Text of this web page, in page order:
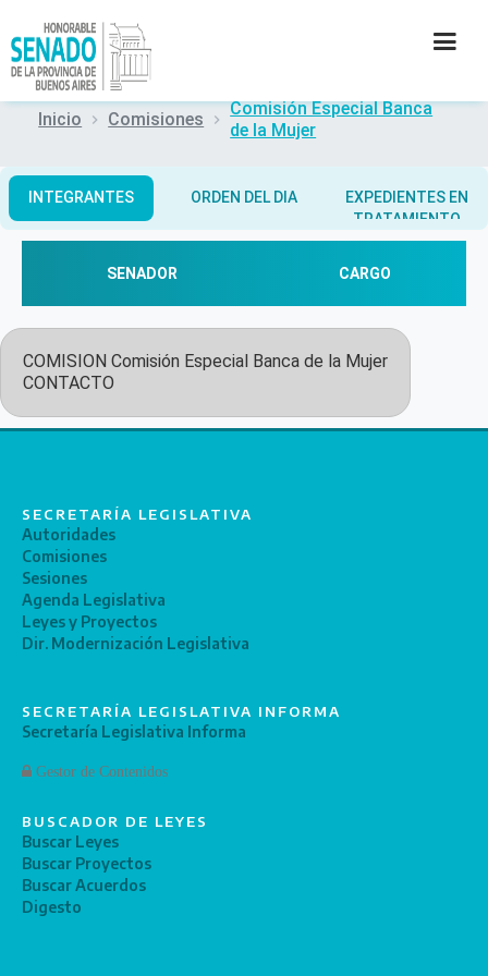
INSTITUCIÓN
SECRETARÍAS
CONTACTO
Inicio Comisiones
Comisión Especial Banca
de la Mujer
INTEGRANTES ORDEN DEL DIA
EXPEDIENTES EN
TRATAMIENTO
SENADOR CARGO
COMISION Comisión Especial Banca de la Mujer
CONTACTO
SECRETARÍA LEGISLATIVA
Autoridades
Comisiones
Sesiones
Agenda Legislativa
Leyes y Proyectos
Dir. Modernización Legislativa
SECRETARÍA LEGISLATIVA INFORMA
Secretaría Legislativa Informa
Gestor de Contenidos
BUSCADOR DE LEYES
Buscar Leyes
Buscar Proyectos
Buscar Acuerdos
Digesto